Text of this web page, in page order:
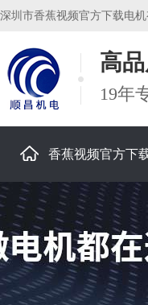
深圳市香蕉视频官方下载电机有限
高
19年
香蕉视频官方下
关于香蕉视频官方下